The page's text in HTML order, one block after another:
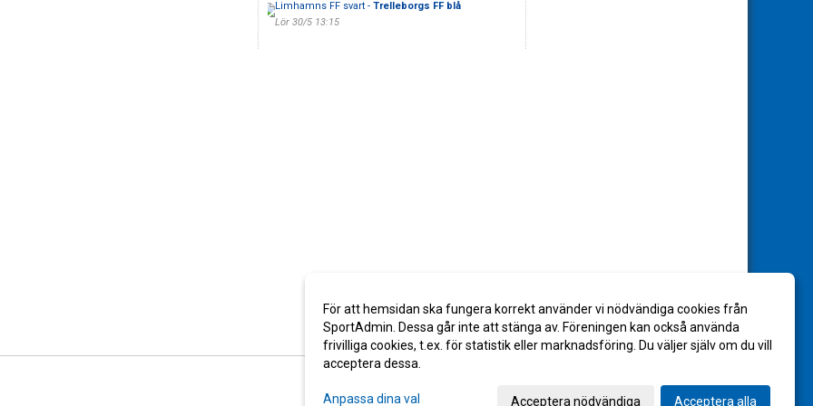
Limhamns FF svart - Trelleborgs FF blå
Lör 30/5 13:15
För att hemsidan ska fungera korrekt använder vi nödvändiga cookies från
SportAdmin. Dessa går inte att stänga av. Föreningen kan också använda
frivilliga cookies, t.ex. för statistik eller marknadsföring. Du väljer själv om du vill
acceptera dessa.
Anpassa dina val Acceptera nödvändiga Acceptera alla